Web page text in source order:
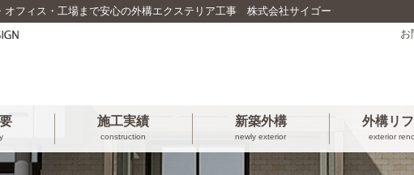
オフィス・工場まで安心の外構エクステリア工事 株式会社サイゴー
お
施工実績
construction
新築外構
newly exterior
外構リ
exterior